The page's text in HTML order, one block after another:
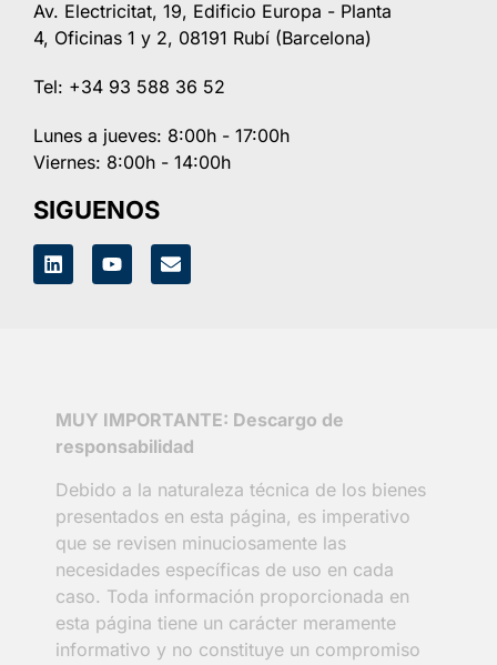
Av. Electricitat, 19, Edificio Europa - Planta
4, Oficinas 1 y 2, 08191 Rubí (Barcelona)
Tel: +34 93 588 36 52
Lunes a jueves: 8:00h - 17:00h
Viernes: 8:00h - 14:00h
SIGUENOS
MUY IMPORTANTE: Descargo de
responsabilidad
Debido a la naturaleza técnica de los bienes
presentados en esta página, es imperativo
que se revisen minuciosamente las
necesidades específicas de uso en cada
caso. Toda información proporcionada en
esta página tiene un carácter meramente
informativo y no constituye un compromiso